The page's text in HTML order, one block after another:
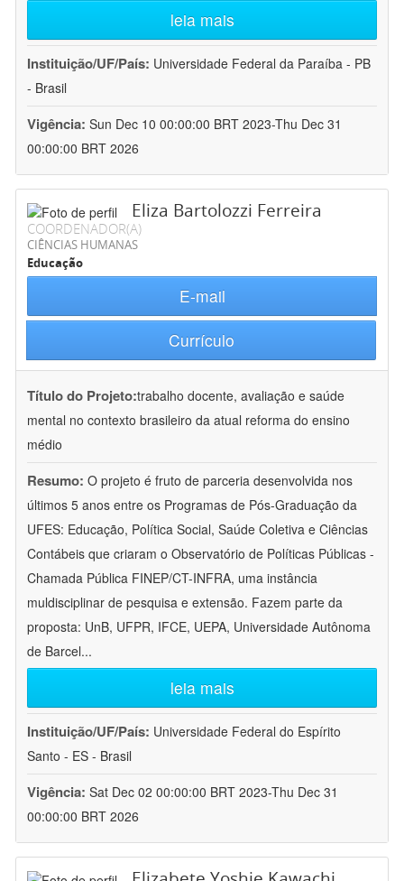
leia mais
Instituição/UF/País: Universidade Federal da Paraíba - PB
- Brasil
Vigência: Sun Dec 10 00:00:00 BRT 2023-Thu Dec 31
00:00:00 BRT 2026
Eliza Bartolozzi Ferreira
COORDENADOR(A)
CIÊNCIAS HUMANAS
Educação
E-mail
Currículo
Título do Projeto:trabalho docente, avaliação e saúde
mental no contexto brasileiro da atual reforma do ensino
médio
Resumo: O projeto é fruto de parceria desenvolvida nos
últimos 5 anos entre os Programas de Pós-Graduação da
UFES: Educação, Política Social, Saúde Coletiva e Ciências
Contábeis que criaram o Observatório de Políticas Públicas -
Chamada Pública FINEP/CT-INFRA, uma instância
muldisciplinar de pesquisa e extensão. Fazem parte da
proposta: UnB, UFPR, IFCE, UEPA, Universidade Autônoma
de Barcel...
leia mais
Instituição/UF/País: Universidade Federal do Espírito
Santo - ES - Brasil
Vigência: Sat Dec 02 00:00:00 BRT 2023-Thu Dec 31
00:00:00 BRT 2026